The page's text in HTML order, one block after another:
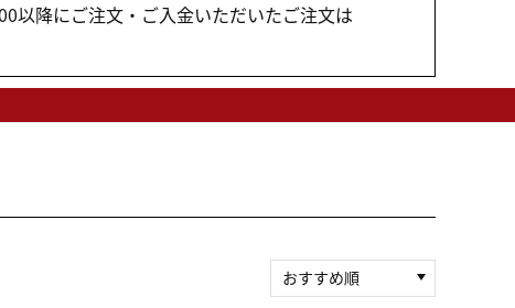
以降にご注文・ご入金いただいたご注文は
おすすめ順